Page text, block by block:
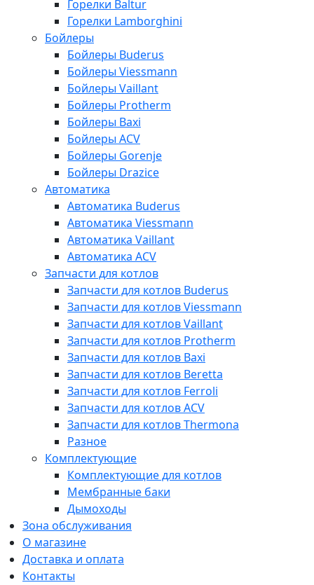
Горелки Baltur
Горелки Lamborghini
Бойлеры
Бойлеры Buderus
Бойлеры Viessmann
Бойлеры Vaillant
Бойлеры Protherm
Бойлеры Baxi
Бойлеры ACV
Бойлеры Gorenje
Бойлеры Drazice
Автоматика
Автоматика Buderus
Автоматика Viessmann
Автоматика Vaillant
Автоматика ACV
Запчасти для котлов
Запчасти для котлов Buderus
Запчасти для котлов Viessmann
Запчасти для котлов Vaillant
Запчасти для котлов Protherm
Запчасти для котлов Baxi
Запчасти для котлов Beretta
Запчасти для котлов Ferroli
Запчасти для котлов ACV
Запчасти для котлов Thermona
Разное
Комплектующие
Комплектующие для котлов
Мембранные баки
Дымоходы
Зона обслуживания
О магазине
Доставка и оплата
Контакты